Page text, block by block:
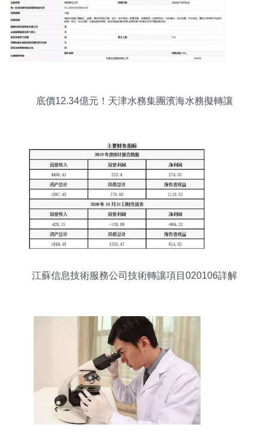
底價12.34億元！天津水務集團濱海水務擬轉讓
江蘇信息技術服務公司技術轉讓項目020106詳解